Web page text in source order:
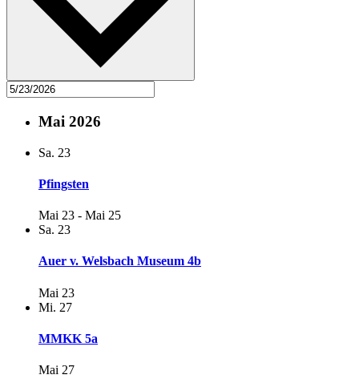
Mai 2026
Sa. 23
Pfingsten
Mai 23 - Mai 25
Sa. 23
Auer v. Welsbach Museum 4b
Mai 23
Mi. 27
MMKK 5a
Mai 27